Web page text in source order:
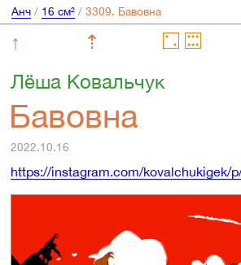
Анч/ 16 см²/
↑ ⇡
Лёша Ковальчук
Бавовна
2022.10.16
https://instagram.com/kovalchukigek/